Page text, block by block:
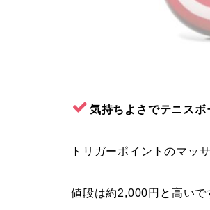
気持ちよさでテニスボ
トリガーポイントのマッ
値段は約2,000円と高いで